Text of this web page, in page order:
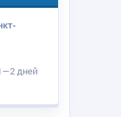
дней